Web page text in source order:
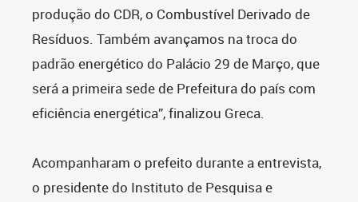
produção do CDR, o Combustível Derivado de
Resíduos. Também avançamos na troca do
padrão energético do Palácio 29 de Março, que
será a primeira sede de Prefeitura do país com
eficiência energética”, finalizou Greca.
Acompanharam o prefeito durante a entrevista,
o presidente do Instituto de Pesquisa e